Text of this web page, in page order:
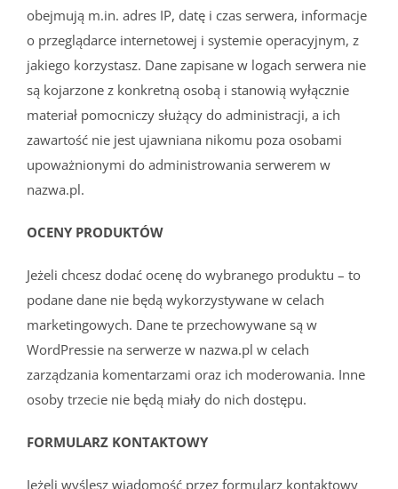
obejmują m.in. adres IP, datę i czas serwera, informacje
o przeglądarce internetowej i systemie operacyjnym, z
jakiego korzystasz. Dane zapisane w logach serwera nie
są kojarzone z konkretną osobą i stanowią wyłącznie
materiał pomocniczy służący do administracji, a ich
zawartość nie jest ujawniana nikomu poza osobami
upoważnionymi do administrowania serwerem w
nazwa.pl.
OCENY PRODUKTÓW
Jeżeli chcesz dodać ocenę do wybranego produktu – to
podane dane nie będą wykorzystywane w celach
marketingowych. Dane te przechowywane są w
WordPressie na serwerze w nazwa.pl w celach
zarządzania komentarzami oraz ich moderowania. Inne
osoby trzecie nie będą miały do nich dostępu.
FORMULARZ KONTAKTOWY
Jeżeli wyślesz wiadomość przez formularz kontaktowy